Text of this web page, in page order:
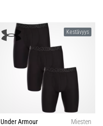
Kestävyys
Under Armour
Miesten